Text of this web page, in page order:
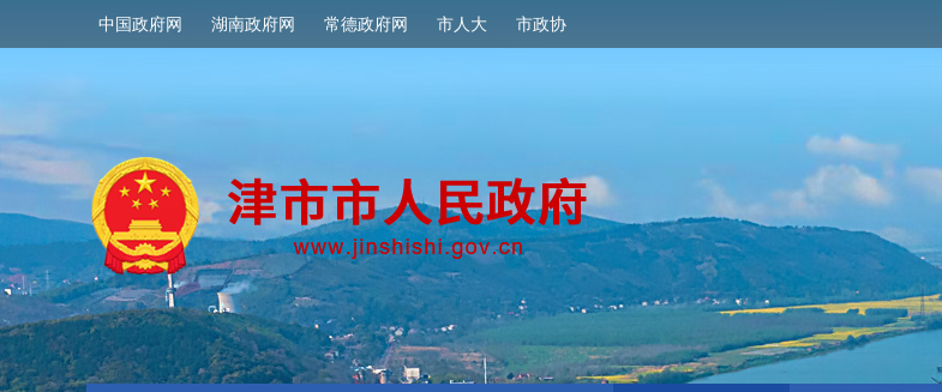
中国政府网 湖南政府网 常德政府网 市人大 市政协